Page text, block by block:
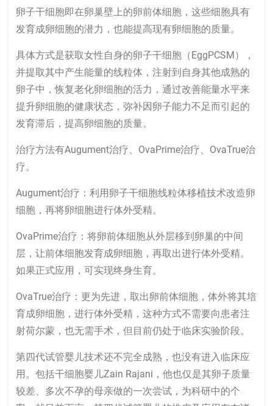
卵子干细胞即在卵巢壁上的卵前体细胞，这些细胞具有
发育成卵细胞的潜力，也能提高现有卵细胞的质量。
具体方式是获取女性自身的卵子干细胞（EggPCSM），
并提取其中产生能量的线粒体，注射到自身其他成熟的
卵子中，恢复老化卵细胞的活力，通过改善能量水平来
提升卵细胞的健康状态，弥补因卵子能力不足而引起的
发育滞后，提高卵细胞的质量。
治疗方法有Augument治疗、OvaPrime治疗、OvaTrue治
疗。
Augument治疗：利用卵子干细胞线粒体移植技术改造卵
细胞，再将卵细胞进行体外受精。
OvaPrime治疗：将卵前体细胞从外层移到卵巢的中间
层，让前体细胞发育成卵细胞，再取出进行体外受精。
如果正式应用，可实现终身生育。
OvaTrue治疗：更为先进，取出卵前体细胞，体外将其培
育成卵细胞，进行体外受精，这种方式不需要向患者注
射荷尔蒙，也无需手术，但目前仍处于临床实验阶段。
第四代试管婴儿技术还不完全成熟，也没有进入临床应
用。包括干细胞婴儿Zain Rajani，他也仅是其卵子质量
较差、多次不孕的母亲做的一次尝试，为科研中的个